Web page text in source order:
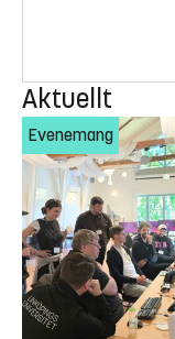
Aktuellt
Evenemang